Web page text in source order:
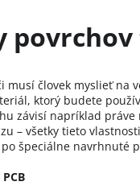
musí človek myslieť na
ktorý budete
závisí napríklad
– všetky tieto
špeciálne navrhnuté